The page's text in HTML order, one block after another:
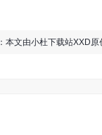
本文由小杜下载站XXD原